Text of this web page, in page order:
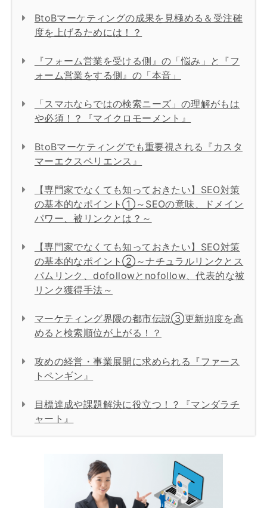
BtoBマーケティングの成果を見極める＆受注確
度を上げるためには！？
『フォーム営業を受ける側』の「悩み」と『フ
ォーム営業をする側』の「本音」
「スマホならではの検索ニーズ」の理解がもは
や必須！？『マイクロモーメント』
BtoBマーケティングでも重要視される『カスタ
マーエクスペリエンス』
【専門家でなくても知っておきたい】SEO対策
の基本的なポイント①～SEOの意味、ドメイン
パワー、被リンクとは？～
【専門家でなくても知っておきたい】SEO対策
の基本的なポイント②～ナチュラルリンクとス
パムリンク、dofollowとnofollow、代表的な被
リンク獲得手法～
マーケティング界隈の都市伝説③更新頻度を高
めると検索順位が上がる！？
攻めの経営・事業展開に求められる『ファース
トペンギン』
目標達成や課題解決に役立つ！？『マンダラチ
ャート』